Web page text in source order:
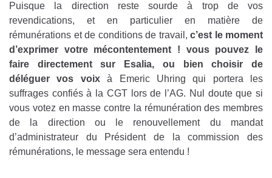
Puisque la direction reste sourde à trop de vos
revendications, et en particulier en matière de
rémunérations et de conditions de travail, c’est le moment
d’exprimer votre mécontentement ! vous pouvez le
faire directement sur Esalia, ou bien choisir de
déléguer vos voixà Emeric Uhring qui portera les
suffrages confiés à la CGT lors de l’AG. Nul doute que si
vous votez en masse contre la rémunération des membres
de la direction ou le renouvellement du mandat
d’administrateur du Président de la commission des
rémunérations, le message sera entendu !